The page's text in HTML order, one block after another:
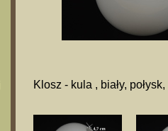
Klosz - kula , biały,